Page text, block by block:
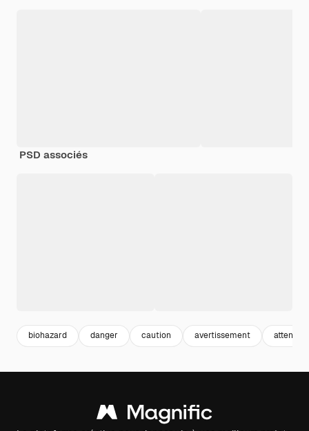
PSD associés
biohazard danger caution avertissement